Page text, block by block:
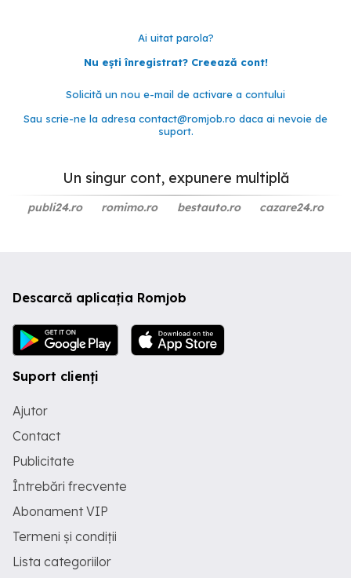
Ai uitat parola?
Nu ești înregistrat? Creează cont!
Solicită un nou e-mail de activare a contului
Sau scrie-ne la adresa contact@romjob.ro daca ai nevoie de
suport.
Un singur cont, expunere multiplă
publi24.ro romimo.ro bestauto.ro cazare24.ro
Descarcă aplicația Romjob
Suport clienți
Ajutor
Contact
Publicitate
Întrebări frecvente
Abonament VIP
Termeni și condiții
Lista categoriilor